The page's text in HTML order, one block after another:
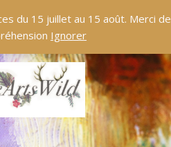
du 15 juillet au 15 août. Merci de
Ignorer